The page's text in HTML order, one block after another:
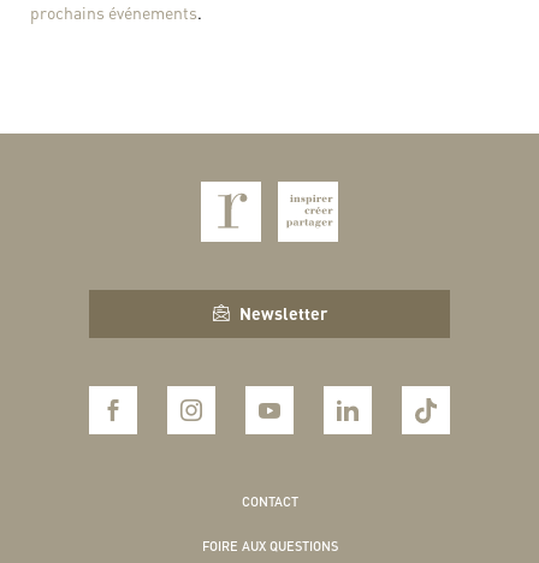
prochains événements.
Newsletter
CONTACT
FOIRE AUX QUESTIONS